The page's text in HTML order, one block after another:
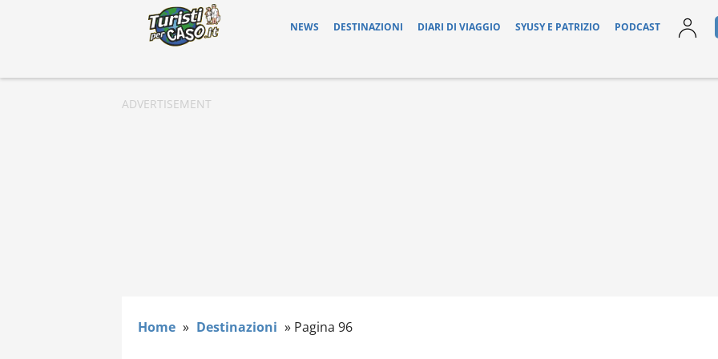
NEWS DESTINAZIONI DIARI DI VIAGGIO SYUSY E PATRIZIO PODCAST
Home » Destinazioni » Pagina 96